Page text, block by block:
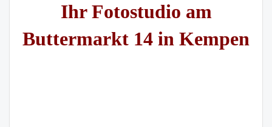
Ihr Fotostudio am
Buttermarkt 14 in Kempen